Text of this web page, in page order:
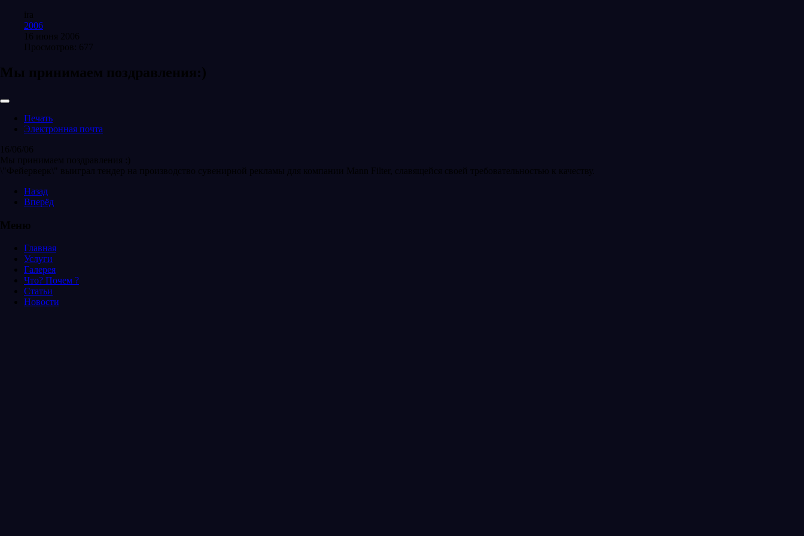
ira
2006
16 июня 2006
Просмотров: 677
Мы принимаем поздравления:)
Печать
Электронная почта
16/06/06
Мы принимаем поздравления :)
\"Фейерверк\" выиграл тендер на производство сувенирной рекламы для компании Mann Filter, славящейся своей требовательностью к качеству.
Назад
Вперёд
Меню
Главная
Услуги
Галерея
Что? Почем ?
Статьи
Новости